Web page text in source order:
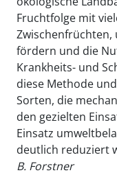
Fruchtfolge mit
fördern und die
Krankheits- und
diese Methode
Sorten, die
den gezielten
Einsatz
deutlich reduziert
B. Forstner